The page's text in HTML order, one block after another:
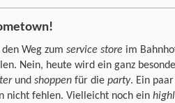
Weg zum service store im
Nein, heute wird ein ganz
und shoppen für die party. Ein paar
nicht fehlen. Vielleicht noch ein